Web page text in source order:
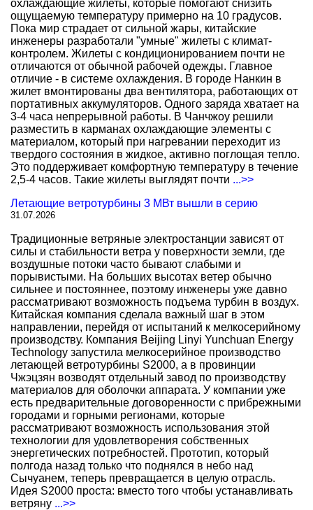
охлаждающие жилеты, которые помогают снизить
ощущаемую температуру примерно на 10 градусов.
Пока мир страдает от сильной жары, китайские
инженеры разработали "умные" жилеты с климат-
контролем. Жилеты с кондиционированием почти не
отличаются от обычной рабочей одежды. Главное
отличие - в системе охлаждения. В городе Нанкин в
жилет вмонтированы два вентилятора, работающих от
портативных аккумуляторов. Одного заряда хватает на
3-4 часа непрерывной работы. В Чанчжоу решили
разместить в карманах охлаждающие элементы с
материалом, который при нагревании переходит из
твердого состояния в жидкое, активно поглощая тепло.
Это поддерживает комфортную температуру в течение
2,5-4 часов. Такие жилеты выглядят почти ...>>
Летающие ветротурбины 3 МВт вышли в серию
31.07.2026
Традиционные ветряные электростанции зависят от
силы и стабильности ветра у поверхности земли, где
воздушные потоки часто бывают слабыми и
порывистыми. На больших высотах ветер обычно
сильнее и постояннее, поэтому инженеры уже давно
рассматривают возможность подъема турбин в воздух.
Китайская компания сделала важный шаг в этом
направлении, перейдя от испытаний к мелкосерийному
производству. Компания Beijing Linyi Yunchuan Energy
Technology запустила мелкосерийное производство
летающей ветротурбины S2000, а в провинции
Чжэцзян возводят отдельный завод по производству
материалов для оболочки аппарата. У компании уже
есть предварительные договоренности с прибрежными
городами и горными регионами, которые
рассматривают возможность использования этой
технологии для удовлетворения собственных
энергетических потребностей. Прототип, который
полгода назад только что поднялся в небо над
Сычуанем, теперь превращается в целую отрасль.
Идея S2000 проста: вместо того чтобы устанавливать
ветряну ...>>